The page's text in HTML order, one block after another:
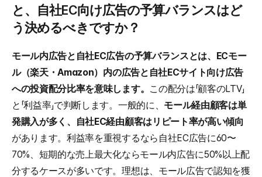
と、自社EC向け広告の予算バランスはど
う決めるべきですか？
モール内広告と自社EC広告の予算バランスとは、ECモー
ル（楽天・Amazon）内の広告と自社ECサイト向け広告
への投資配分比率を意味します。 この配分は「顧客のLTV」
と「利益率」で判断します。一般的に、 モール経由顧客は単
発購入が多く、自社EC経由顧客はリピート率が高い傾向
があります。利益率を重視するなら自社EC広告に60〜
70%、短期的な売上最大化ならモール内広告に50%以上配
分するケースが多いです。理想は、モール広告で認知を獲